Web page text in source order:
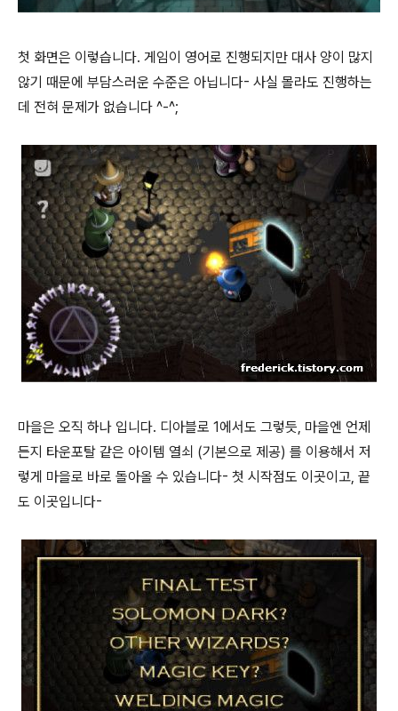
첫 화면은 이렇습니다. 게임이 영어로 진행되지만 대사 양이 많지
않기 때문에 부담스러운 수준은 아닙니다- 사실 몰라도 진행하는
데 전혀 문제가 없습니다 ^-^;
마을은 오직 하나 입니다. 디아블로 1에서도 그렇듯, 마을엔 언제
든지 타운포탈 같은 아이템 열쇠 (기본으로 제공) 를 이용해서 저
렇게 마을로 바로 돌아올 수 있습니다- 첫 시작점도 이곳이고, 끝
도 이곳입니다-